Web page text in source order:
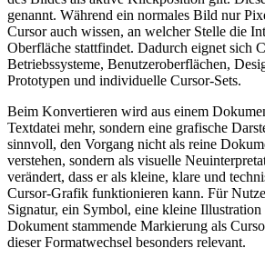
genannt. Während ein normales Bild nur
Cursor auch wissen, an welcher Stelle die
Oberfläche stattfindet. Dadurch eignet sich
Betriebssysteme, Benutzeroberflächen,
Prototypen und individuelle Cursor-Sets.
Beim Konvertieren wird aus einem
Textdatei mehr, sondern eine grafische
sinnvoll, den Vorgang nicht als reine
verstehen, sondern als visuelle
verändert, dass er als kleine, klare und
Cursor-Grafik funktionieren kann. Für
Signatur, ein Symbol, eine kleine Illustration
Dokument stammende Markierung als
dieser Formatwechsel besonders relevant.